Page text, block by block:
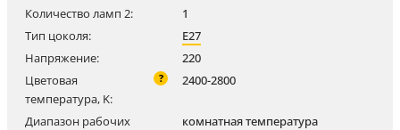
Количество ламп 2:
1
Тип цоколя:
E27
Напряжение:
220
Цветовая
температура, K:
? 2400-2800
Диапазон рабочих
комнатная температура